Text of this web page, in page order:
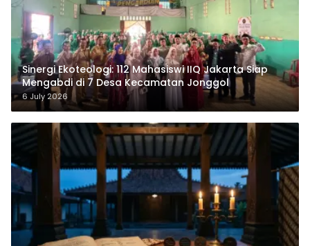
‎Sinergi Ekoteologi: 112 Mahasiswi IIQ Jakarta Siap
Mengabdi di 7 Desa Kecamatan Jonggol
6 July 2026